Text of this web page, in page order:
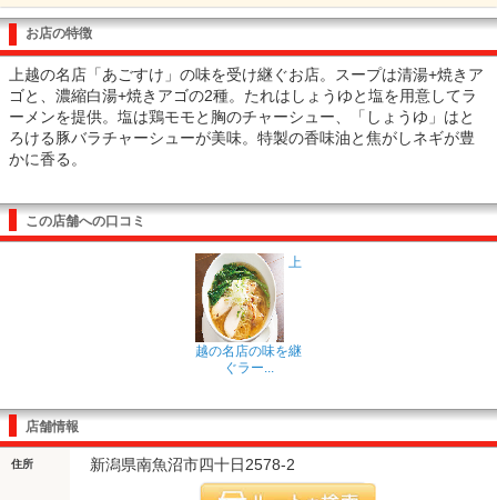
お店の特徴
上越の名店「あごすけ」の味を受け継ぐお店。スープは清湯+焼きア
ゴと、濃縮白湯+焼きアゴの2種。たれはしょうゆと塩を用意してラ
ーメンを提供。塩は鶏モモと胸のチャーシュー、「しょうゆ」はと
ろける豚バラチャーシューが美味。特製の香味油と焦がしネギが豊
かに香る。
この店舗への口コミ
上
越の名店の味を継
ぐラー...
店舗情報
住所 新潟県南魚沼市四十日2578-2